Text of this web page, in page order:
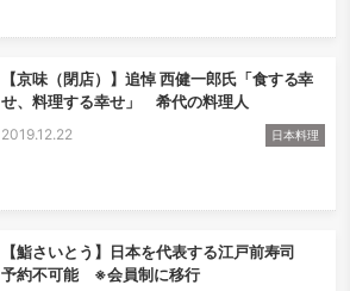
【京味（閉店）】追悼 西健一郎氏「食する幸
せ、料理する幸せ」 希代の料理人
2019.12.22 日本料理
【鮨さいとう】日本を代表する江戸前寿司
予約不可能 ※会員制に移行